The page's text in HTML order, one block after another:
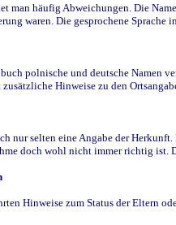
man häufig Abweichungen. Die
waren. Die gesprochene
polnische und deutsche Namen
Hinweise zu den
nur selten eine Angabe der
doch wohl nicht immer richtig ist.
Hinweise zum Status der Eltern